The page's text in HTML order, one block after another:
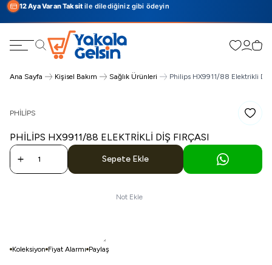
12 Aya Varan Taksit ile dilediğiniz gibi ödeyin
Favorilerim
Ana Sayfa Kişisel Bakım Sağlık Ürünleri Philips HX9911/88 Elektrikli Diş
PHILIPS
PHILIPS HX9911/88 ELEKTRIKLI DIŞ FIRÇASI
Sepete Ekle
Not Ekle
Koleksiyon Fiyat Alarmı Paylaş